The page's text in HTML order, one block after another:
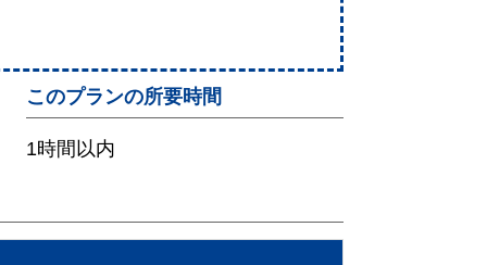
このプランの所要時間
1時間以内